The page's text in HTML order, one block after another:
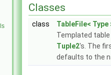
Classes
class
TableFile< Type
Templated
Tuple2's. The
defaults to the